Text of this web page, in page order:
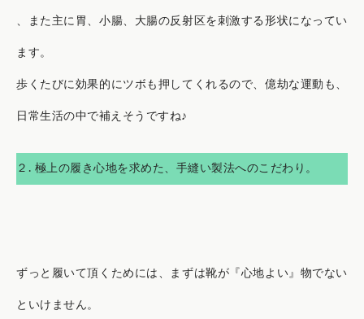
、また主に胃、小腸、大腸の反射区を刺激する形状になってい
ます。
歩くたびに効果的にツボも押してくれるので、億劫な運動も、
日常生活の中で補えそうですね♪
２. 極上の履き心地を求めた、手縫い製法へのこだわり。
ずっと履いて頂くためには、まずは靴が『心地よい』物でない
といけません。